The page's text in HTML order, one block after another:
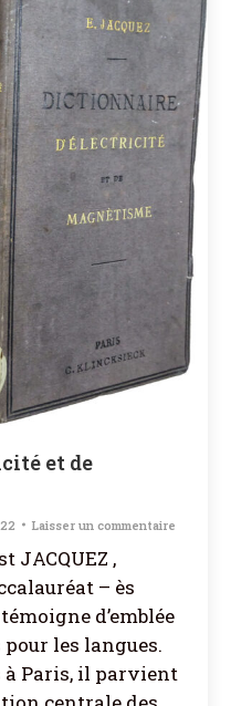
et de
Laisser un commentaire
JACQUEZ ,
– ès
d’emblée
les langues.
à Paris, il parvient